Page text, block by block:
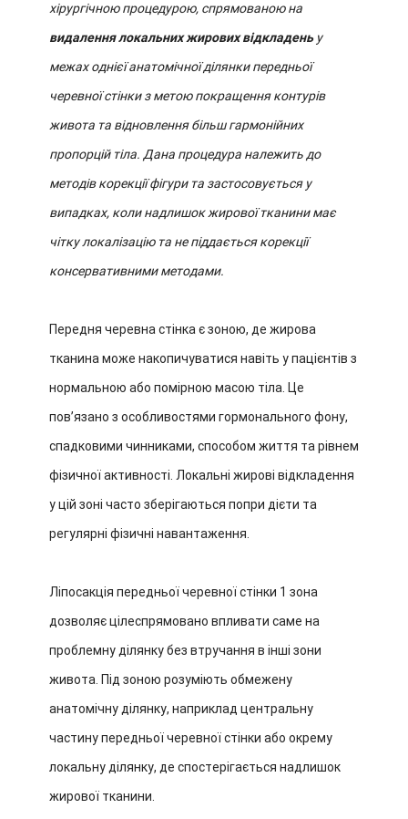
хірургічною процедурою, спрямованою на
видалення локальних жирових відкладеньу
межах однієї анатомічної ділянки передньої
черевної стінки з метою покращення контурів
живота та відновлення більш гармонійних
пропорцій тіла. Дана процедура належить до
методів корекції фігури та застосовується у
випадках, коли надлишок жирової тканини має
чітку локалізацію та не піддається корекції
консервативними методами.
Передня черевна стінка є зоною, де жирова
тканина може накопичуватися навіть у пацієнтів з
нормальною або помірною масою тіла. Це
пов’язано з особливостями гормонального фону,
спадковими чинниками, способом життя та рівнем
фізичної активності. Локальні жирові відкладення
у цій зоні часто зберігаються попри дієти та
регулярні фізичні навантаження.
Ліпосакція передньої черевної стінки 1 зона
дозволяє цілеспрямовано впливати саме на
проблемну ділянку без втручання в інші зони
живота. Під зоною розуміють обмежену
анатомічну ділянку, наприклад центральну
частину передньої черевної стінки або окрему
локальну ділянку, де спостерігається надлишок
жирової тканини.